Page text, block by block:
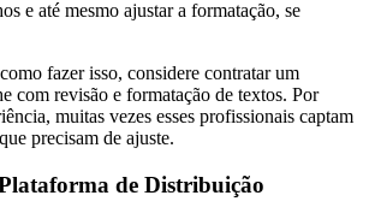
e até mesmo ajustar a formatação, se
fazer isso, considere contratar um
com revisão e formatação de textos. Por
muitas vezes esses profissionais captam
precisam de ajuste.
de Distribuição